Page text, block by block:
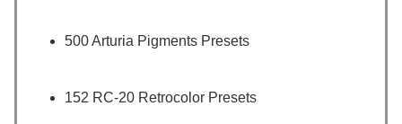
500 Arturia Pigments Presets
152 RC-20 Retrocolor Presets